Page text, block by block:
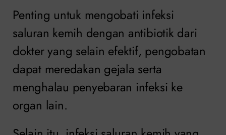
Penting untuk mengobati infeksi
saluran kemih dengan antibiotik dari
dokter yang selain efektif, pengobatan
dapat meredakan gejala serta
menghalau penyebaran infeksi ke
organ lain.